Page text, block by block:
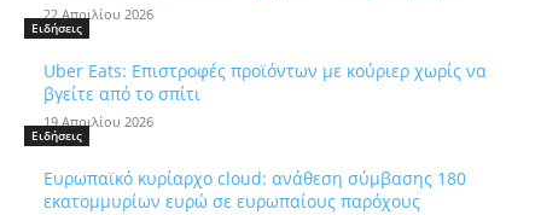
22 Απριλίου 2026
Ειδήσεις
Uber Eats: Επιστροφές προϊόντων με κούριερ χωρίς να
βγείτε από το σπίτι
19 Απριλίου 2026
Ειδήσεις
Ευρωπαϊκό κυρίαρχο cloud: ανάθεση σύμβασης 180
εκατομμυρίων ευρώ σε ευρωπαίους παρόχους